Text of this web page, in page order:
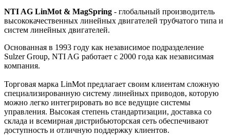
NTI AG LinMot & MagSpring - глобальный производитель
высококачественных линейных двигателей трубчатого типа и
систем линейных двигателей.
Основанная в 1993 году как независимое подразделение
Sulzer Group, NTI AG работает с 2000 года как независимая
компания.
Торговая марка LinMot предлагает своим клиентам сложную
специализированную систему линейных приводов, которую
можно легко интегрировать во все ведущие системы
управления. Высокая степень стандартизации, доставка со
склада и всемирная дистрибьюторская сеть обеспечивают
доступность и отличную поддержку клиентов.